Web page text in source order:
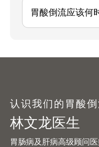
胃酸倒流应该何
认识我们的胃酸
林文龙医生
胃肠病及肝病高级顾问